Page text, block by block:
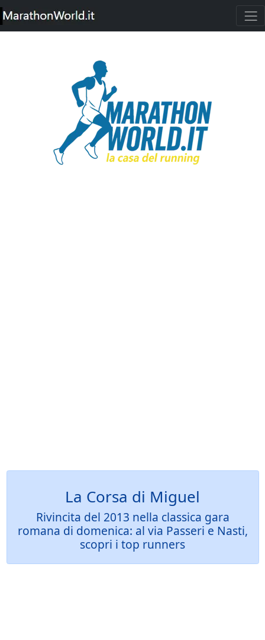
La Corsa di Miguel
Rivincita del 2013 nella classica gara
romana di domenica: al via Passeri e Nasti,
scopri i top runners